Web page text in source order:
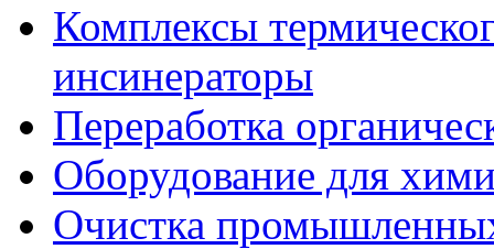
Комплексы
инсинераторы
Переработка
Оборудование для
Очистка